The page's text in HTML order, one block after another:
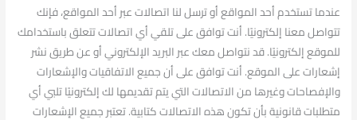
عندما تستخدم أحد المواقع أو ترسل لنا اتصالات عبر أحد المواقع، فإنك
تتواصل معنا إلكترونيًا. أنت توافق على تلقي أي اتصالات تتعلق باستخدامك
للموقع إلكترونيًا. قد نتواصل معك عبر البريد الإلكتروني أو عن طريق نشر
إشعارات على الموقع. أنت توافق على أن جميع الاتفاقيات والإشعارات
والإفصاحات وغيرها من الاتصالات التي يتم تقديمها لك إلكترونيًا تلبي أي
متطلبات قانونية بأن تكون هذه الاتصالات كتابية. تعتبر جميع الإشعارات